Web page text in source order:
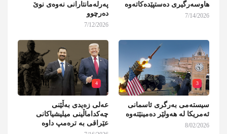
هاوسەرگیری دەستپێدەکاتەوە
7/14/2026
پەرلەمانتارانی نەوەی نوێ
دەرچوو
7/12/2026
3
سیستەمی بەرگری ئاسمانی
ئەمریکا لە هەولێر دەمینێتەوە
8/02/2026
4
عەلی زەیدی بەڵێنی
چەکداماڵینی میلیشیاکانی
عێراقی بە ترەمپ داوە